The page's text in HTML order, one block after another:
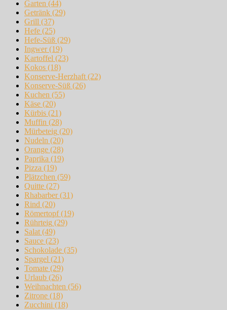
Garten (44)
Getränk (29)
Grill (37)
Hefe (25)
Hefe-Süß (29)
Ingwer(19)
Kartoffel (23)
Kokos (18)
Konserve-Herzhaft(22)
Konserve-Süß (26)
Kuchen (55)
Käse (20)
Kürbis (21)
Muffin (28)
Mürbeteig (20)
Nudeln (20)
Orange (28)
Paprika (19)
Pizza (19)
Plätzchen (59)
Quitte (27)
Rhabarber(31)
Rind (20)
Römertopf(19)
Rührteig (29)
Salat(49)
Sauce (23)
Schokolade (35)
Spargel (21)
Tomate (29)
Urlaub (26)
Weihnachten (56)
Zitrone (18)
Zucchini (18)